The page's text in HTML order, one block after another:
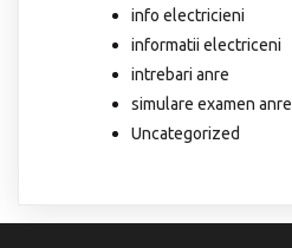
info electricieni
informatii electriceni
intrebari anre
simulare examen anre
Uncategorized